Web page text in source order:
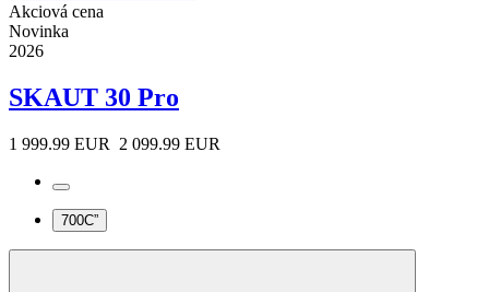
Akciová cena
Novinka
2026
SKAUT 30 Pro
1 999.99 EUR 2 099.99 EUR
700C”